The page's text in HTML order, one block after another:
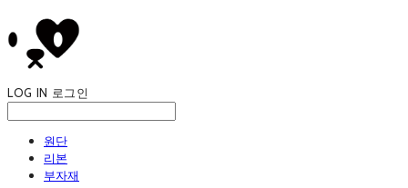
LOG IN 로그인
원단
리본
부자재